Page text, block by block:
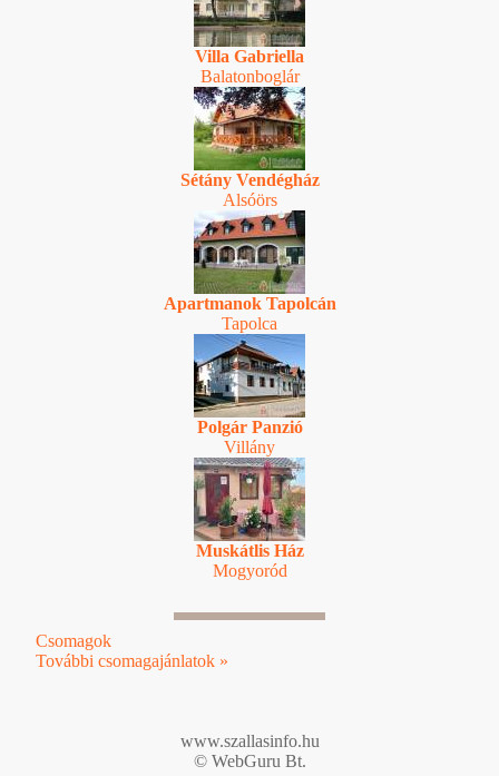
Villa Gabriella
Balatonboglár
Sétány Vendégház
Alsóörs
Apartmanok Tapolcán
Tapolca
Polgár Panzió
Villány
Muskátlis Ház
Mogyoród
Csomagok
További csomagajánlatok »
www.szallasinfo.hu
© WebGuru Bt.